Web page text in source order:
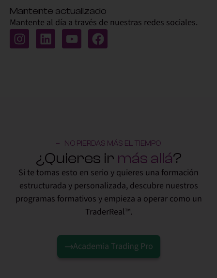
Mantente actualizado
Mantente al día a través de nuestras redes sociales.
NO PIERDAS MÁS EL TIEMPO
¿Quieres ir más allá?
Si te tomas esto en serio y quieres una formación
estructurada y personalizada, descubre nuestros
programas formativos y empieza a operar como un
TraderReal™.
Academia Trading Pro